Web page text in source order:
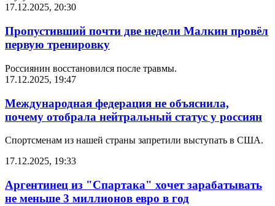
17.12.2025, 20:30
Пропустивший почти две недели Малкин провёл
первую тренировку
Россиянин восстановился после травмы.
17.12.2025, 19:47
Международная федерация не объяснила,
почему отобрала нейтральный статус у россиян
Спортсменам из нашей страны запретили выступать в США.
17.12.2025, 19:33
Аргентинец из "Спартака" хочет зарабатывать
не меньше 3 миллионов евро в год